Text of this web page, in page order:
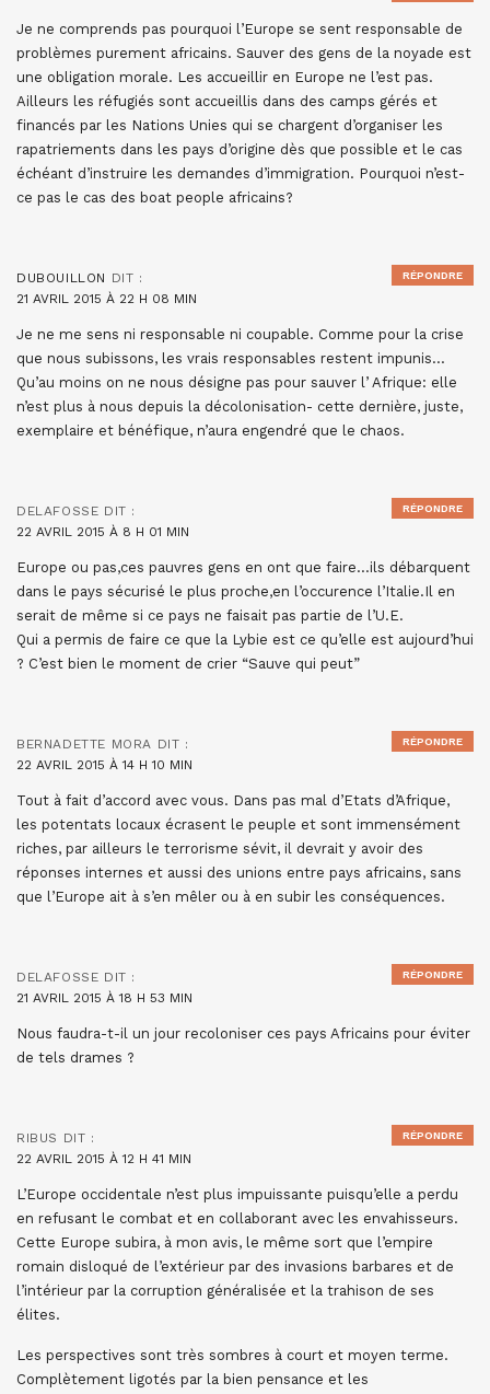
Je ne comprends pas pourquoi l’Europe se sent responsable de
problèmes purement africains. Sauver des gens de la noyade est
une obligation morale. Les accueillir en Europe ne l’est pas.
Ailleurs les réfugiés sont accueillis dans des camps gérés et
financés par les Nations Unies qui se chargent d’organiser les
rapatriements dans les pays d’origine dès que possible et le cas
échéant d’instruire les demandes d’immigration. Pourquoi n’est-
ce pas le cas des boat people africains?
DUBOUILLON DIT :
21 AVRIL 2015 À 22 H 08 MIN
Je ne me sens ni responsable ni coupable. Comme pour la crise
que nous subissons, les vrais responsables restent impunis…
Qu’au moins on ne nous désigne pas pour sauver l’ Afrique: elle
n’est plus à nous depuis la décolonisation- cette dernière, juste,
exemplaire et bénéfique, n’aura engendré que le chaos.
RÉPONDRE
DELAFOSSE DIT :
22 AVRIL 2015 À 8 H 01 MIN
Europe ou pas,ces pauvres gens en ont que faire…ils débarquent
dans le pays sécurisé le plus proche,en l’occurence l’Italie.Il en
serait de même si ce pays ne faisait pas partie de l’U.E.
Qui a permis de faire ce que la Lybie est ce qu’elle est aujourd’hui
? C’est bien le moment de crier “Sauve qui peut”
RÉPONDRE
BERNADETTE MORA DIT :
22 AVRIL 2015 À 14 H 10 MIN
Tout à fait d’accord avec vous. Dans pas mal d’Etats d’Afrique,
les potentats locaux écrasent le peuple et sont immensément
riches, par ailleurs le terrorisme sévit, il devrait y avoir des
réponses internes et aussi des unions entre pays africains, sans
que l’Europe ait à s’en mêler ou à en subir les conséquences.
RÉPONDRE
DELAFOSSE DIT :
21 AVRIL 2015 À 18 H 53 MIN
Nous faudra-t-il un jour recoloniser ces pays Africains pour éviter
de tels drames ?
RÉPONDRE
RIBUS DIT :
22 AVRIL 2015 À 12 H 41 MIN
L’Europe occidentale n’est plus impuissante puisqu’elle a perdu
en refusant le combat et en collaborant avec les envahisseurs.
Cette Europe subira, à mon avis, le même sort que l’empire
romain disloqué de l’extérieur par des invasions barbares et de
l’intérieur par la corruption généralisée et la trahison de ses
élites.
Les perspectives sont très sombres à court et moyen terme.
Complètement ligotés par la bien pensance et les
RÉPONDRE